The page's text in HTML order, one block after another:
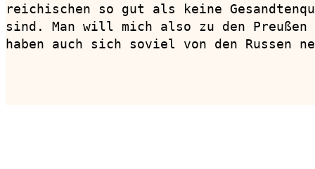
reichischen so gut als keine
sind. Man will mich also zu den Preußen
haben auch sich soviel von den Russen